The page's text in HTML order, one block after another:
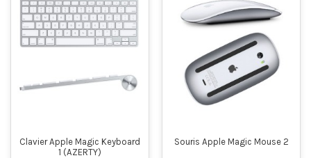
Clavier Apple Magic Keyboard
1 (AZERTY)
Souris Apple Magic Mouse 2